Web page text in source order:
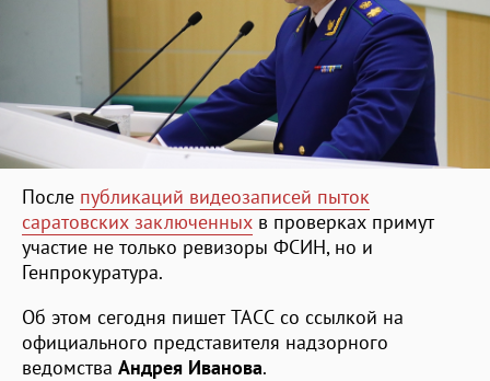
После публикаций видеозаписей пыток
саратовских заключенных в проверках примут
участие не только ревизоры ФСИН, но и
Генпрокуратура.
Об этом сегодня пишет ТАСС со ссылкой на
официального представителя надзорного
ведомства Андрея Иванова.